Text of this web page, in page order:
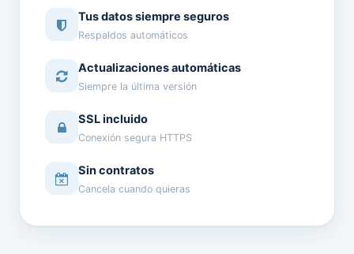
Tus datos siempre seguros
Respaldos automáticos
Actualizaciones automáticas
Siempre la última versión
SSL incluido
Conexión segura HTTPS
Sin contratos
Cancela cuando quieras